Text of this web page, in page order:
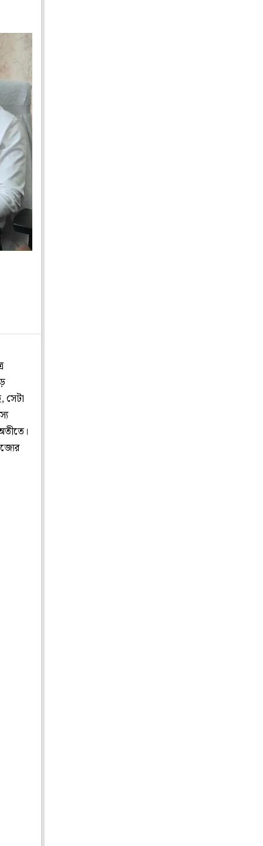
সেটা